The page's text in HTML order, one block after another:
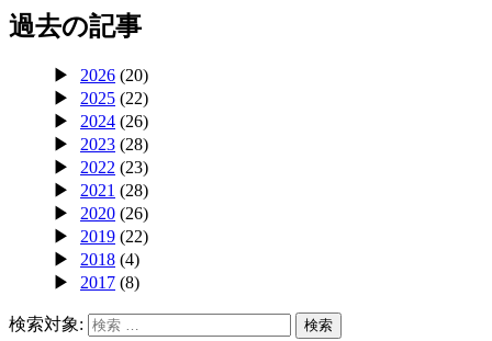
過去の記事
2026 (20)
2025 (22)
2024 (26)
2023 (28)
2022 (23)
2021 (28)
2020 (26)
2019 (22)
2018 (4)
2017 (8)
検索対象: 検索